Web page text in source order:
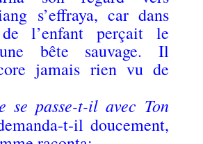
s’effraya, car dans
l’enfant perçait le
bête sauvage. Il
jamais rien vu de
se passe-t-il avec Ton
t-il doucement,